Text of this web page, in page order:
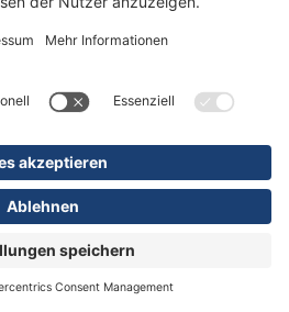
beim Durchblättern und
MAGAZINEN